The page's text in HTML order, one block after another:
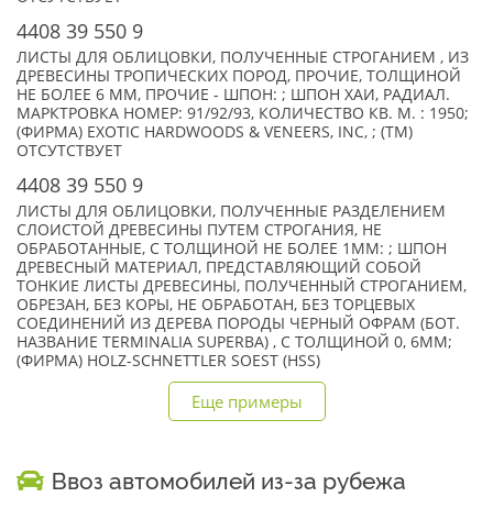
4408 39 550 9
ЛИСТЫ ДЛЯ ОБЛИЦОВКИ, ПОЛУЧЕННЫЕ СТРОГАНИЕМ , ИЗ
ДРЕВЕСИНЫ ТРОПИЧЕСКИХ ПОРОД, ПРОЧИЕ, ТОЛЩИНОЙ
НЕ БОЛЕЕ 6 ММ, ПРОЧИЕ - ШПОН: ; ШПОН ХАИ, РАДИАЛ.
МАРКТРОВКА НОМЕР: 91/92/93, КОЛИЧЕСТВО КВ. М. : 1950;
(ФИРМА) EXOTIC HARDWOODS & VENEERS, INC, ; (TM)
ОТСУТСТВУЕТ
4408 39 550 9
ЛИСТЫ ДЛЯ ОБЛИЦОВКИ, ПОЛУЧЕННЫЕ РАЗДЕЛЕНИЕМ
СЛОИСТОЙ ДРЕВЕСИНЫ ПУТЕМ СТРОГАНИЯ, НЕ
ОБРАБОТАННЫЕ, С ТОЛЩИНОЙ НЕ БОЛЕЕ 1ММ: ; ШПОН
ДРЕВЕСНЫЙ МАТЕРИАЛ, ПРЕДСТАВЛЯЮЩИЙ СОБОЙ
ТОНКИЕ ЛИСТЫ ДРЕВЕСИНЫ, ПОЛУЧЕННЫЙ СТРОГАНИЕМ,
ОБРЕЗАН, БЕЗ КОРЫ, НЕ ОБРАБОТАН, БЕЗ ТОРЦЕВЫХ
СОЕДИНЕНИЙ ИЗ ДЕРЕВА ПОРОДЫ ЧЕРНЫЙ ОФРАМ (БОТ.
НАЗВАНИЕ TERMINALIA SUPERBA) , С ТОЛЩИНОЙ 0, 6ММ;
(ФИРМА) HOLZ-SCHNETTLER SOEST (HSS)
Еще примеры
Ввоз автомобилей из-за рубежа